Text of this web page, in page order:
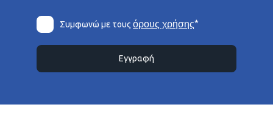
Συμφωνώ με τουςόρους χρήσης*
Εγγραφή